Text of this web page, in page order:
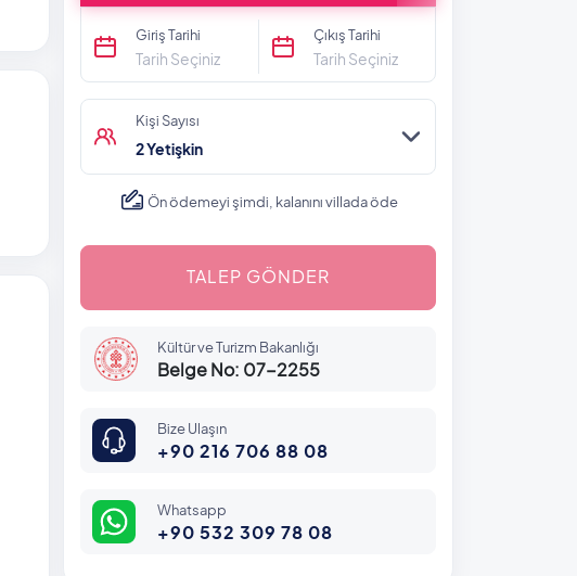
Giriş Tarihi
Tarih Seçiniz
Çıkış Tarihi
Tarih Seçiniz
Kişi Sayısı
2 Yetişkin
Ön ödemeyi şimdi, kalanını villada öde
TALEP GÖNDER
Kültür ve Turizm Bakanlığı
Belge No: 07-2255
Bize Ulaşın
+90 216 706 88 08
Whatsapp
+90 532 309 78 08